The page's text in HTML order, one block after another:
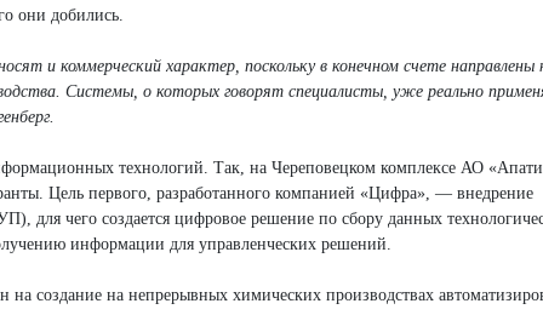
они добились.
и коммерческий характер, поскольку в конечном счете направлены
Системы, о которых говорят специалисты, уже реально
технологий. Так, на Череповецком комплексе АО
Цель первого, разработанного компанией «Цифра», — внедрение
для чего создается цифровое решение по сбору данных
информации для управленческих решений.
создание на непрерывных химических производствах